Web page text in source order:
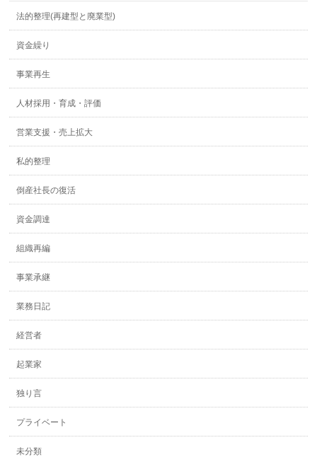
法的整理(再建型と廃業型)
資金繰り
事業再生
人材採用・育成・評価
営業支援・売上拡大
私的整理
倒産社長の復活
資金調達
組織再編
事業承継
業務日記
経営者
起業家
独り言
プライベート
未分類